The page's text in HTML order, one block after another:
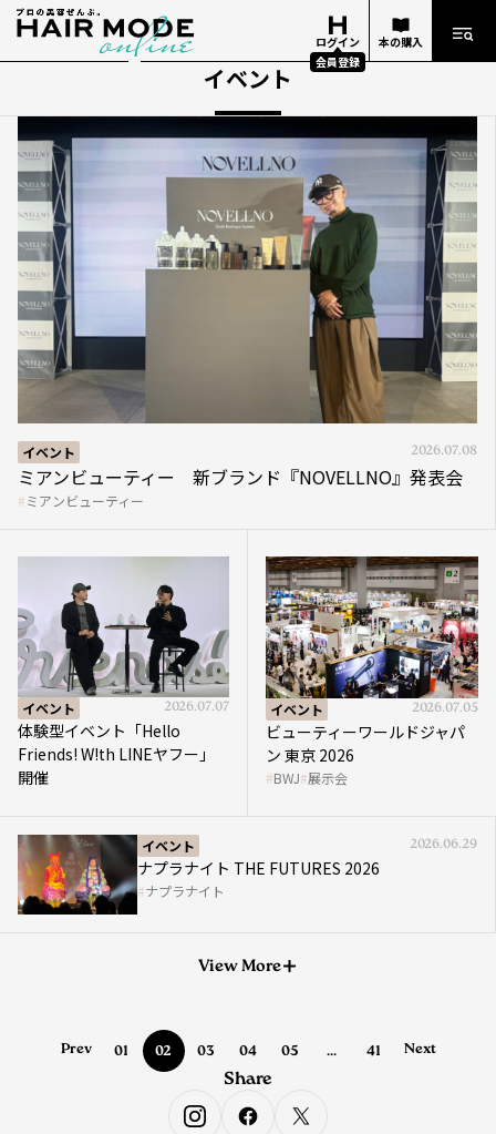
ログイン
会員登録
本の購入
イベント
イベント 2026.07.08
ミアンビューティー 新ブランド『NOVELLNO』発表会
ミアンビューティー
イベント 2026.07.07
体験型イベント「Hello
Friends! W!th LINEヤフー」
開催
イベント 2026.07.05
ビューティーワールドジャパ
ン 東京 2026
BWJ 展示会
イベント 2026.06.29
ナプラナイト THE FUTURES 2026
ナプラナイト
View More
Prev 01 02 03 04 05 ... 41 Next
Share